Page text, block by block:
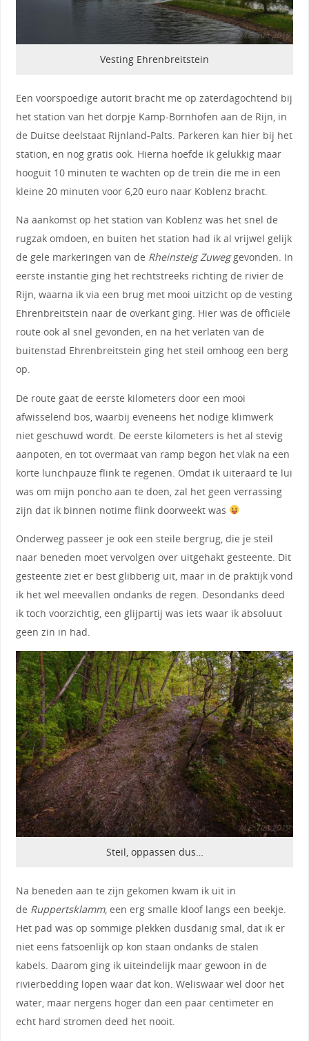
Vesting Ehrenbreitstein
Een voorspoedige autorit bracht me op zaterdagochtend bij
het station van het dorpje Kamp-Bornhofen aan de Rijn, in
de Duitse deelstaat Rijnland-Palts. Parkeren kan hier bij het
station, en nog gratis ook. Hierna hoefde ik gelukkig maar
hooguit 10 minuten te wachten op de trein die me in een
kleine 20 minuten voor 6,20 euro naar Koblenz bracht.
Na aankomst op het station van Koblenz was het snel de
rugzak omdoen, en buiten het station had ik al vrijwel gelijk
de gele markeringen van de Rheinsteig Zuweggevonden. In
eerste instantie ging het rechtstreeks richting de rivier de
Rijn, waarna ik via een brug met mooi uitzicht op de vesting
Ehrenbreitstein naar de overkant ging. Hier was de officiële
route ook al snel gevonden, en na het verlaten van de
buitenstad Ehrenbreitstein ging het steil omhoog een berg
op.
De route gaat de eerste kilometers door een mooi
afwisselend bos, waarbij eveneens het nodige klimwerk
niet geschuwd wordt. De eerste kilometers is het al stevig
aanpoten, en tot overmaat van ramp begon het vlak na een
korte lunchpauze flink te regenen. Omdat ik uiteraard te lui
was om mijn poncho aan te doen, zal het geen verrassing
zijn dat ik binnen notime flink doorweekt was
Onderweg passeer je ook een steile bergrug, die je steil
naar beneden moet vervolgen over uitgehakt gesteente. Dit
gesteente ziet er best glibberig uit, maar in de praktijk vond
ik het wel meevallen ondanks de regen. Desondanks deed
ik toch voorzichtig, een glijpartij was iets waar ik absoluut
geen zin in had.
Steil, oppassen dus…
Na beneden aan te zijn gekomen kwam ik uit in
de Ruppertsklamm, een erg smalle kloof langs een beekje.
Het pad was op sommige plekken dusdanig smal, dat ik er
niet eens fatsoenlijk op kon staan ondanks de stalen
kabels. Daarom ging ik uiteindelijk maar gewoon in de
rivierbedding lopen waar dat kon. Weliswaar wel door het
water, maar nergens hoger dan een paar centimeter en
echt hard stromen deed het nooit.